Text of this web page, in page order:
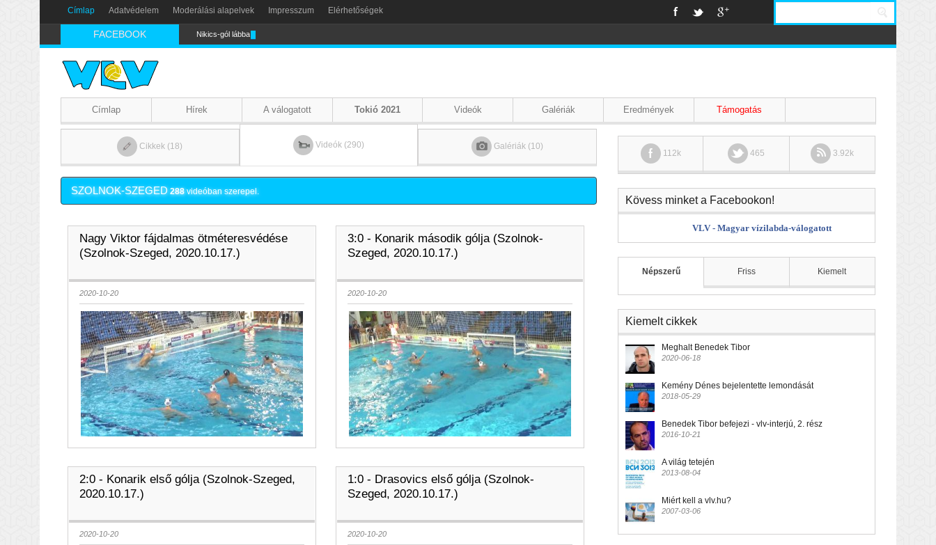
Címlap Adatvédelem Moderálási alapelvek Impresszum Elérhetőségek
FACEBOOK Nikics-gól lábbal
Címlap Hírek A válogatott Tokió 2021 Videók Galériák Eredmények Támogatás
Cikkek (18) Videók (290) Galériák (10)
SZOLNOK-SZEGED 288videóban szerepel.
Nagy Viktor fájdalmas ötméteresvédése
(Szolnok-Szeged, 2020.10.17.)
2020-10-20
3:0 - Konarik második gólja (Szolnok-
Szeged, 2020.10.17.)
2020-10-20
2:0 - Konarik első gólja (Szolnok-Szeged,
2020.10.17.)
2020-10-20
1:0 - Drasovics első gólja (Szolnok-
Szeged, 2020.10.17.)
2020-10-20
112k 465 3.92k
Kövess minket a Facebookon!
VLV - Magyar vízilabda-válogatott
Népszerű Friss Kiemelt
Kiemelt cikkek
Meghalt Benedek Tibor
2020-06-18
Kemény Dénes bejelentette lemondását
2018-05-29
Benedek Tibor befejezi - vlv-interjú, 2. rész
2016-10-21
A világ tetején
2013-08-04
Miért kell a vlv.hu?
2007-03-06